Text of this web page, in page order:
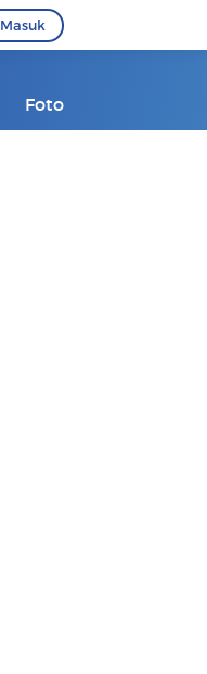
Masuk
Foto